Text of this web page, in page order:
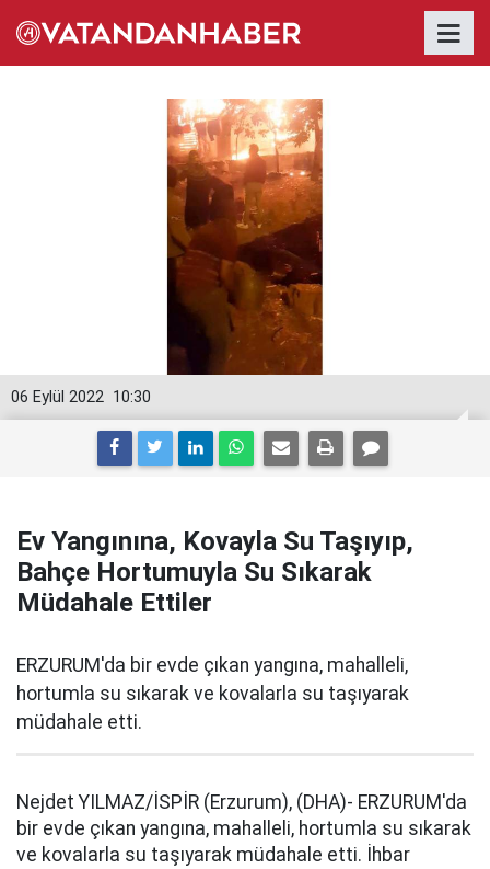
10:30
06 Eylül 2022
Ev Yangınına, Kovayla Su Taşıyıp,
Bahçe Hortumuyla Su Sıkarak
Müdahale Ettiler
ERZURUM'da bir evde çıkan yangına, mahalleli,
hortumla su sıkarak ve kovalarla su taşıyarak
müdahale etti.
Nejdet YILMAZ/İSPİR (Erzurum), (DHA)- ERZURUM'da
bir evde çıkan yangına, mahalleli, hortumla su sıkarak
ve kovalarla su taşıyarak müdahale etti. İhbar